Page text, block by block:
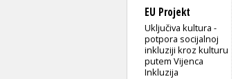
EU Projekt
Uključiva kultura -
potpora socijalnoj
inkluziji kroz kulturu
putem Vijenca
Inkluzija